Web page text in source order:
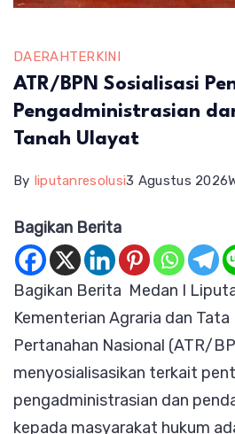
DAERAHTERKINI
ATR/BPN Sosialisasi
Pengadministrasian
Tanah Ulayat
By liputanresolusi3 Agustus 2026
Bagikan Berita
Bagikan Berita Medan I
Kementerian Agraria dan
Pertanahan Nasional (ATR/
menyosialisasikan terkait
pengadministrasian dan
kepada masyarakat hukum